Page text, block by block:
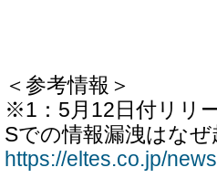
＜参考情報＞
※1：5月12日付リリ
Sでの情報漏洩はな
https://eltes.co.jp/